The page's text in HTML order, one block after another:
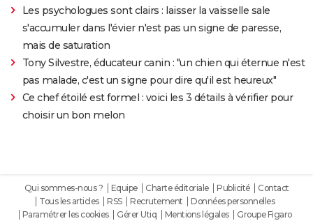
Les psychologues sont clairs : laisser la vaisselle sale
s'accumuler dans l'évier n'est pas un signe de paresse,
mais de saturation
Tony Silvestre, éducateur canin : "un chien qui éternue n'est
pas malade, c'est un signe pour dire qu'il est heureux"
Ce chef étoilé est formel : voici les 3 détails à vérifier pour
choisir un bon melon
Qui sommes-nous ? Equipe Charte éditoriale Publicité
Contact
Tous les articles
RSS Recrutement
Données personnelles
Paramétrer les cookies
Gérer Utiq Mentions légales Groupe Figaro